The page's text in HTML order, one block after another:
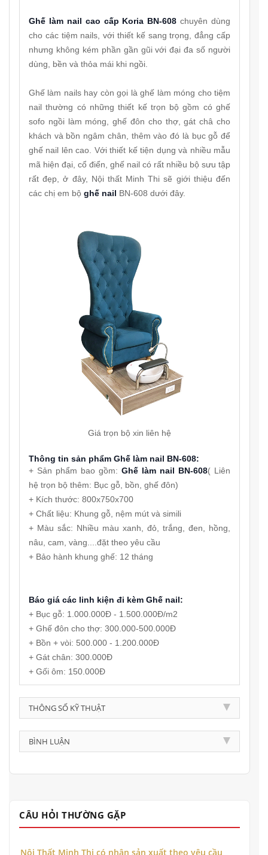
Ghế làm nail cao cấp Koria BN-608 chuyên dùng
cho các tiệm nails, với thiết kế sang trọng, đẳng cấp
nhưng không kém phần gần gũi với đại đa số người
dùng, bền và thỏa mái khi ngồi.
Ghế làm nails hay còn gọi là ghế làm móng cho tiệm
nail thường có những thiết kế trọn bộ gồm có ghế
sofo ngồi làm móng, ghế đôn cho thợ, gát châ cho
khách và bồn ngâm chân, thêm vào đó là bục gỗ để
ghế nail lên cao. Với thiết kế tiện dụng và nhiều mẫu
mã hiện đại, cổ điển, ghế nail có rất nhiều bộ sưu tập
rất đẹp, ở đây, Nội thất Minh Thi sẽ giới thiệu đến
các chị em bộ ghế nail BN-608 dưới đây.
Giá trọn bộ xin liên hệ
Thông tin sản phẩm Ghế làm nail BN-608:
+ Sản phẩm bao gồm: Ghế làm nail BN-608( Liên
hệ trọn bộ thêm: Bục gỗ, bồn, ghế đôn)
+ Kích thước: 800x750x700
+ Chất liệu: Khung gỗ, nệm mút và simili
+ Màu sắc: Nhiều màu xanh, đỏ, trắng, đen, hồng,
nâu, cam, vàng....đặt theo yêu cầu
+ Bảo hành khung ghế: 12 tháng
Báo giá các linh kiện đi kèm Ghế nail:
+ Bục gỗ: 1.000.000Đ - 1.500.000Đ/m2
+ Ghế đôn cho thợ: 300.000-500.000Đ
+ Bồn + vòi: 500.000 - 1.200.000Đ
+ Gát chân: 300.000Đ
+ Gối ôm: 150.000Đ
THÔNG SỐ KỸ THUẬT
BÌNH LUẬN
CÂU HỎI THƯỜNG GẶP
Nội Thất Minh Thi có nhận sản xuất theo yêu cầu